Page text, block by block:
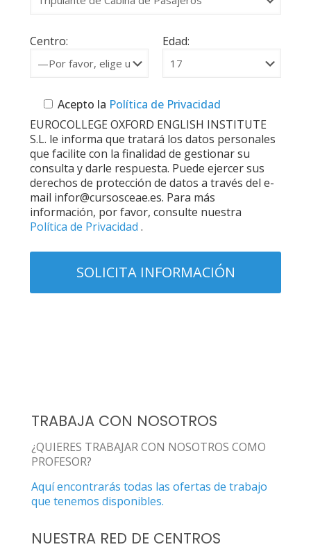
Centro: Edad:
Acepto la Política de Privacidad
EUROCOLLEGE OXFORD ENGLISH INSTITUTE
S.L. le informa que tratará los datos personales
que facilite con la finalidad de gestionar su
consulta y darle respuesta. Puede ejercer sus
derechos de protección de datos a través del e-
mail infor@cursosceae.es. Para más
información, por favor, consulte nuestra
Política de Privacidad .
TRABAJA CON NOSOTROS
¿QUIERES TRABAJAR CON NOSOTROS COMO
PROFESOR?
Aquí encontrarás todas las ofertas de trabajo
que tenemos disponibles.
NUESTRA RED DE CENTROS